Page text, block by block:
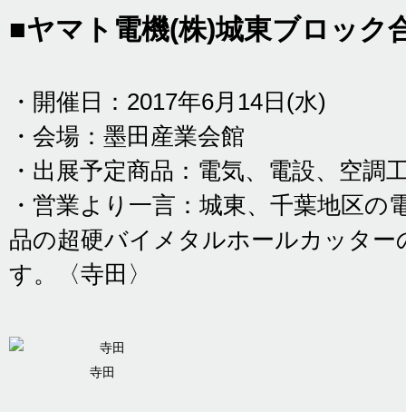
■ヤマト電機(株)城東ブロック
・開催日：2017年6月14日(水)
・会場：墨田産業会館
・出展予定商品：電気、電設、空調
・営業より一言：城東、千葉地区の
品の超硬バイメタルホールカッタ
す。〈寺田〉
寺田